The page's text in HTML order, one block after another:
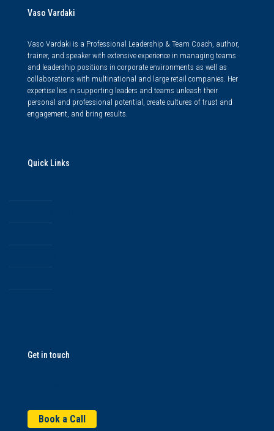
Vaso Vardaki
Vaso Vardaki is a Professional Leadership & Team Coach, author,
trainer, and speaker with extensive experience in managing teams
and leadership positions in corporate environments as well as
collaborations with multinational and large retail companies. Her
expertise lies in supporting leaders and teams unleash their
personal and professional potential, create cultures of trust and
engagement, and bring results.
Quick Links
Get in touch
Book a Call